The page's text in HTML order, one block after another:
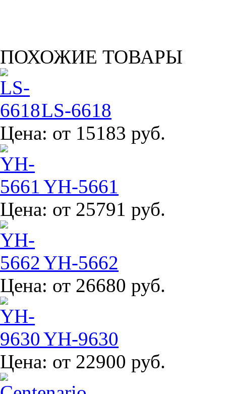
ПОХОЖИЕ ТОВАРЫ
LS-6618
Цена: от 15183 руб.
YH-5661
Цена: от 25791 руб.
YH-5662
Цена: от 26680 руб.
YH-9630
Цена: от 22900 руб.